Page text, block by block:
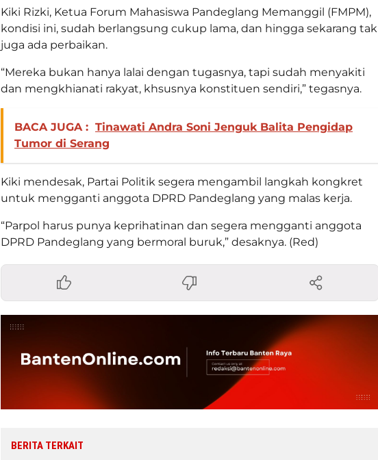
Kiki Rizki, Ketua Forum Mahasiswa Pandeglang Memanggil (FMPM),
kondisi ini, sudah berlangsung cukup lama, dan hingga sekarang tak
juga ada perbaikan.
“Mereka bukan hanya lalai dengan tugasnya, tapi sudah menyakiti
dan mengkhianati rakyat, khsusnya konstituen sendiri,” tegasnya.
BACA JUGA : Tinawati Andra Soni Jenguk Balita Pengidap
Tumor di Serang
Kiki mendesak, Partai Politik segera mengambil langkah kongkret
untuk mengganti anggota DPRD Pandeglang yang malas kerja.
“Parpol harus punya keprihatinan dan segera mengganti anggota
DPRD Pandeglang yang bermoral buruk,” desaknya. (Red)
BERITA TERKAIT